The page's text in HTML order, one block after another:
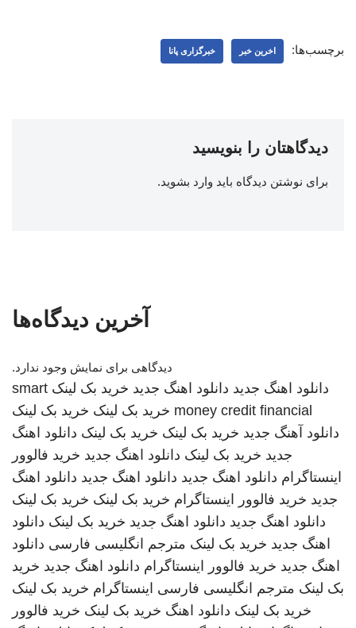
برچسب‌ها: اخرین خبر خبرگزاری پانا
دیدگاهتان را بنویسید
برای نوشتن دیدگاه باید وارد بشوید.
آخرین دیدگاه‌ها
دیدگاهی برای نمایش وجود ندارد.
دانلود اهنگ جدید دانلود اهنگ جدید خرید بک لینک smart
money credit financial خرید بک لینک خرید بک لینک
دانلود آهنگ جدید خرید بک لینک خرید بک لینک دانلود اهنگ
جدید خرید بک لینک دانلود اهنگ جدید خرید فالوور
اینستاگرام دانلود اهنگ جدید دانلود اهنگ جدید دانلود اهنگ
جدید خرید فالوور اینستاگرام خرید بک لینک خرید بک لینک
دانلود اهنگ جدید دانلود اهنگ جدید خرید بک لینک دانلود
اهنگ جدید خرید بک لینک مترجم انگلیسی فارسی دانلود
اهنگ جدید خرید فالوور اینستاگرام دانلود اهنگ جدید خرید
بک لینک مترجم انگلیسی فارسی اینستاگرام خرید بک لینک
خرید بک لینک دانلود اهنگ خرید بک لینک خرید فالوور